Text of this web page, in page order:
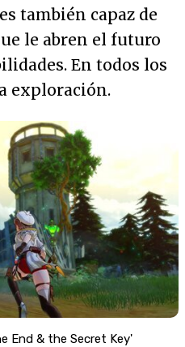
también capaz de
le abren el futuro
En todos los
exploración.
End & the Secret Key'